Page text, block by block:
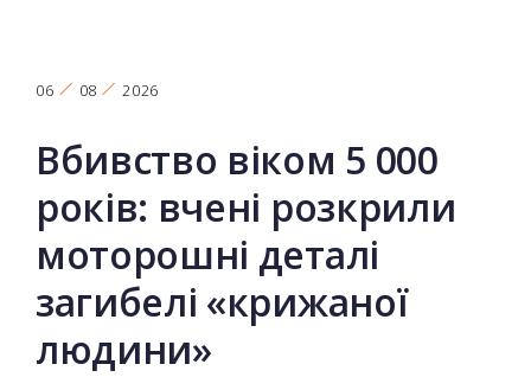
06 08 2026
Вбивство віком 5 000
років: вчені розкрили
моторошні деталі
загибелі «крижаної
людини»